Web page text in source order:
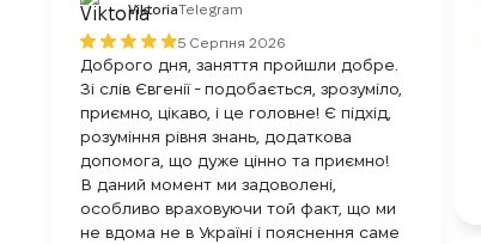
ViktoriaTelegram
5 Серпня 2026
Доброго дня, заняття пройшли добре.
Зі слів Євгенії - подобається, зрозуміло,
приємно, цікаво, і це головне! Є підхід,
розуміння рівня знань, додаткова
допомога, що дуже цінно та приємно!
В даний момент ми задоволені,
особливо враховуючи той факт, що ми
не вдома не в Україні і пояснення саме